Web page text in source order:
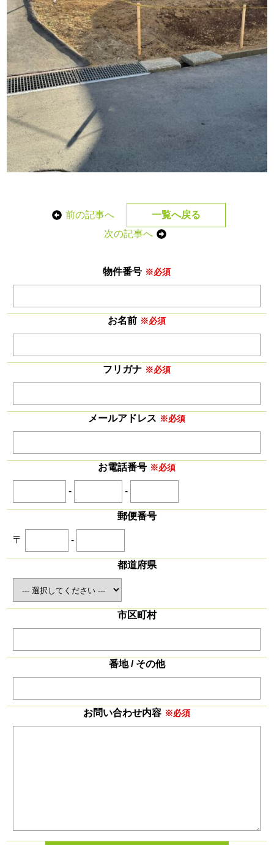
前の記事へ
一覧へ戻る
次の記事へ
物件番号 ※必須
お名前 ※必須
フリガナ ※必須
メールアドレス ※必須
お電話番号 ※必須
- -
郵便番号
〒 -
都道府県
市区町村
番地 / その他
お問い合わせ内容 ※必須